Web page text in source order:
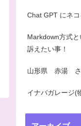
Chat GPT にネ
Markdown方式
訴えたい事！
山形県 赤湯 さ
イナバガレージ(